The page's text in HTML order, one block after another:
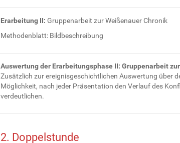
Erarbeitung II: Gruppenarbeit zur Weißenauer Chronik
Methodenblatt: Bildbeschreibung
Auswertung der Erarbeitungsphase II: Gruppenarbeit
Zusätzlich zur ereignisgeschichtlichen Auswertung über
Möglichkeit, nach jeder Präsentation den Verlauf des
verdeutlichen.
2. Doppelstunde